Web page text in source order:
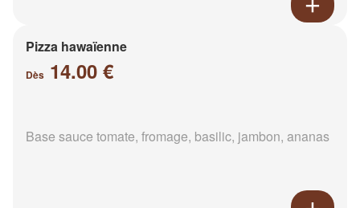
Pizza hawaïenne
Dès 14.00 €
Base sauce tomate, fromage, basilic, jambon, ananas